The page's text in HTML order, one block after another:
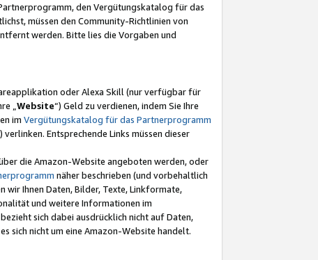
den Vergütungskatalog für das
müssen den Community-Richtlinien von
werden. Bitte lies die Vorgaben und
oder Alexa Skill (nur verfügbar für
„ Website“) Geld zu verdienen, indem Sie Ihre
im Vergütungskatalog für das Partnerprogramm
Entsprechende Links müssen dieser
die Amazon-Website angeboten werden, oder
näher beschrieben (und vorbehaltlich
Ihnen Daten, Bilder, Texte, Linkformate,
und weitere Informationen im
sich dabei ausdrücklich nicht auf Daten,
sich nicht um eine Amazon-Website handelt.